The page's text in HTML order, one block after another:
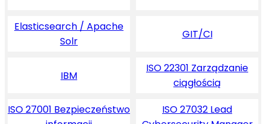
Elasticsearch / Apache
Solr
GIT/CI
IBM
ISO 22301 Zarządzanie
ciągłością
ISO 27001 Bezpieczeństwo
ISO 27032 Lead